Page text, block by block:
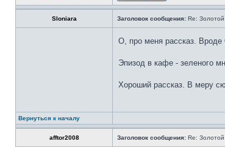
Sloniara Заголовок сообщения: Re:
О, про меня рассказ. Вроде
Эпизод в кафе - зеленого
Хороший рассказ. В меру
Вернуться к началу
afftor2008 Заголовок сообщения: Re: